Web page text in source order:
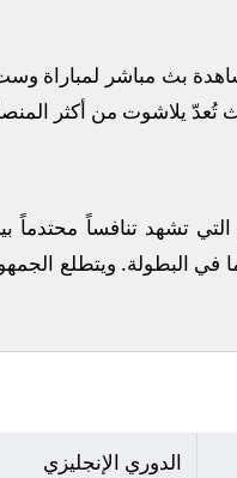
بث مباشر لمباراة وست
تُعدّ يلاشوت من أكثر
التي تشهد تنافساً محتدماً
في البطولة. ويتطلع
الدوري الإنجليزي